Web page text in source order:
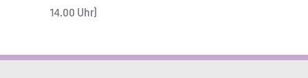
14.00 Uhr)